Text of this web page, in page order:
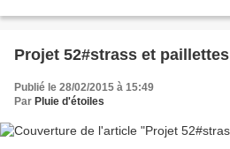
Projet 52#strass et paillettes
Publié le 28/02/2015 à 15:49
Par Pluie d'étoiles